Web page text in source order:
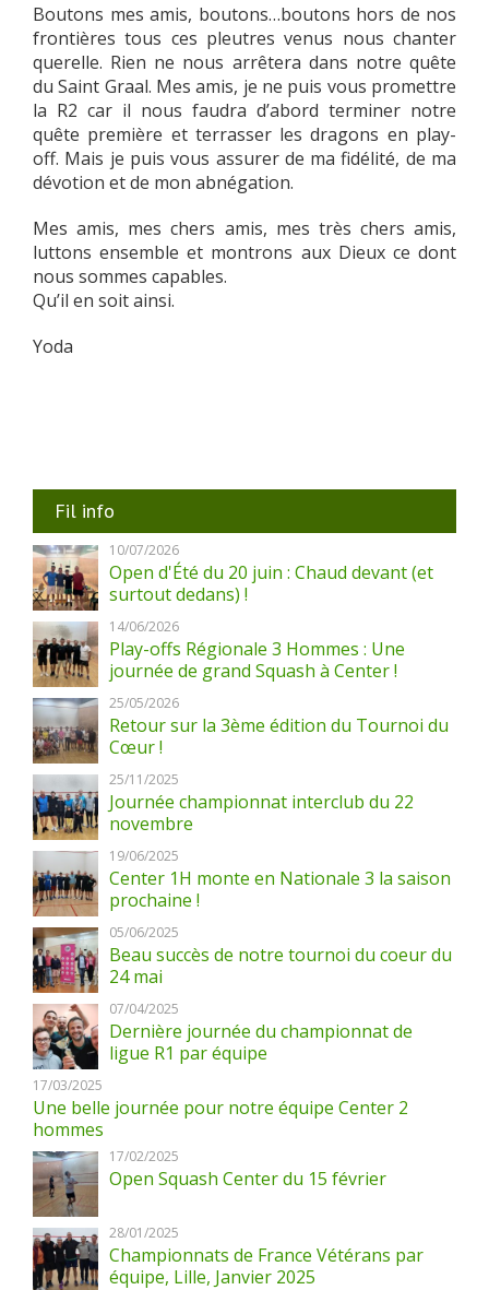
Boutons mes amis, boutons…boutons hors de nos
frontières tous ces pleutres venus nous chanter
querelle. Rien ne nous arrêtera dans notre quête
du Saint Graal. Mes amis, je ne puis vous promettre
la R2 car il nous faudra d’abord terminer notre
quête première et terrasser les dragons en play-
off. Mais je puis vous assurer de ma fidélité, de ma
dévotion et de mon abnégation.
Mes amis, mes chers amis, mes très chers amis,
luttons ensemble et montrons aux Dieux ce dont
nous sommes capables.
Qu’il en soit ainsi.
Yoda
Fil info
10/07/2026
Open d'Été du 20 juin : Chaud devant (et
surtout dedans) !
14/06/2026
Play-offs Régionale 3 Hommes : Une
journée de grand Squash à Center !
25/05/2026
Retour sur la 3ème édition du Tournoi du
Cœur !
25/11/2025
Journée championnat interclub du 22
novembre
19/06/2025
Center 1H monte en Nationale 3 la saison
prochaine !
05/06/2025
Beau succès de notre tournoi du coeur du
24 mai
07/04/2025
Dernière journée du championnat de
ligue R1 par équipe
17/03/2025
Une belle journée pour notre équipe Center 2
hommes
17/02/2025
Open Squash Center du 15 février
28/01/2025
Championnats de France Vétérans par
équipe, Lille, Janvier 2025